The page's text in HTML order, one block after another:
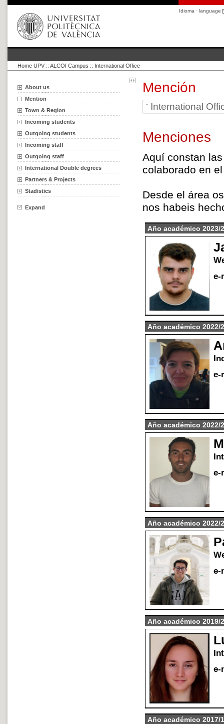
Idioma · language
Home UPV :: ALCOI Campus :: International Office
About us
Mention
Town & Region
Incoming students
Outgoing students
Incoming staff
Outgoing staff
International Double degrees
Partners & Projects
Stadistics
Expand
Mención
International
Menciones
Aquí constan
colaborado en
Desde el área
nos habeis
Año académico 2023/
e-
Año académico 2022/
e-
Año académico 2022/
e-
Año académico 2022/
e-
Año académico 2019/
e-
Año académico 2017/